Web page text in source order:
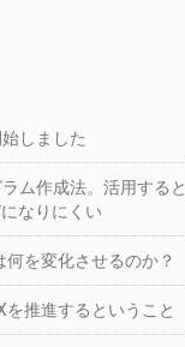
しました
ム作成法。活用すると
なりにくい
何を変化させるのか？
を推進するということ